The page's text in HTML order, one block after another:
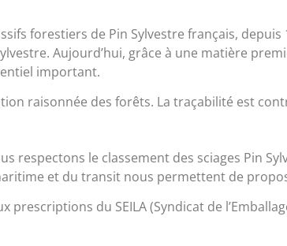
forestiers de Pin Sylvestre français, depuis
Aujourd’hui, grâce à une matière
important.
raisonnée des forêts. La traçabilité est
respectons le classement des sciages Pin
et du transit nous permettent de
prescriptions du SEILA (Syndicat de